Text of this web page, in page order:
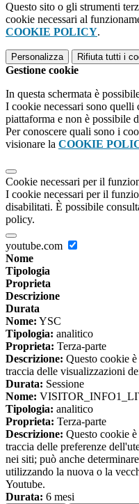
Questo sito o gli strumenti
cookie necessari al
COOKIE POLICY.
Personalizza Rifiuta tutti i
Gestione cookie
In questa schermata è
I cookie necessari sono
piattaforma e non è possibile
Per conoscere quali sono i
visionare la COOKIE
Cookie necessari per il
I cookie necessari per il
disabilitati. È possibile
policy.
youtube.com
Nome
Tipologia
Proprieta
Descrizione
Durata
Nome: YSC
Tipologia: analitico
Proprieta: Terza-parte
Descrizione: Questo cookie
traccia delle visualizzazioni
Durata: Sessione
Nome:
Tipologia: analitico
Proprieta: Terza-parte
Descrizione: Questo cookie
traccia delle preferenze
nei siti; può anche
utilizzando la nuova o la
Youtube.
Durata: 6 mesi